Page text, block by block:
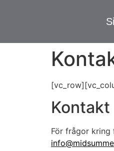
Kontakt
För frågor kring